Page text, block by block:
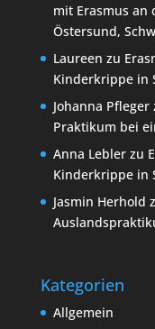
mit Erasmus an
Östersund,
Laureen zu
Kinderkrippe in
Johanna Pfleger
Praktikum bei
Anna Leblerzu
Kinderkrippe in
Jasmin Herhold
Kategorien
Allgemein